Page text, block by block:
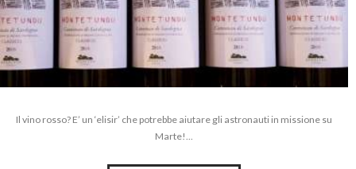
Il vino rosso? E’ un ‘elisir’ che potrebbe aiutare gli astronauti in missione su
Marte!...